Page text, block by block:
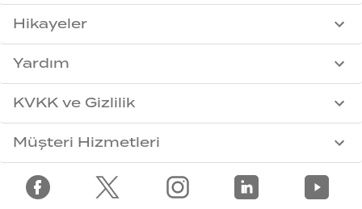
Hikayeler
Yardım
KVKK ve Gizlilik
Müşteri Hizmetleri